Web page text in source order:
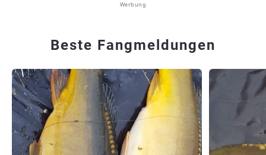
Werbung
Beste Fangmeldungen